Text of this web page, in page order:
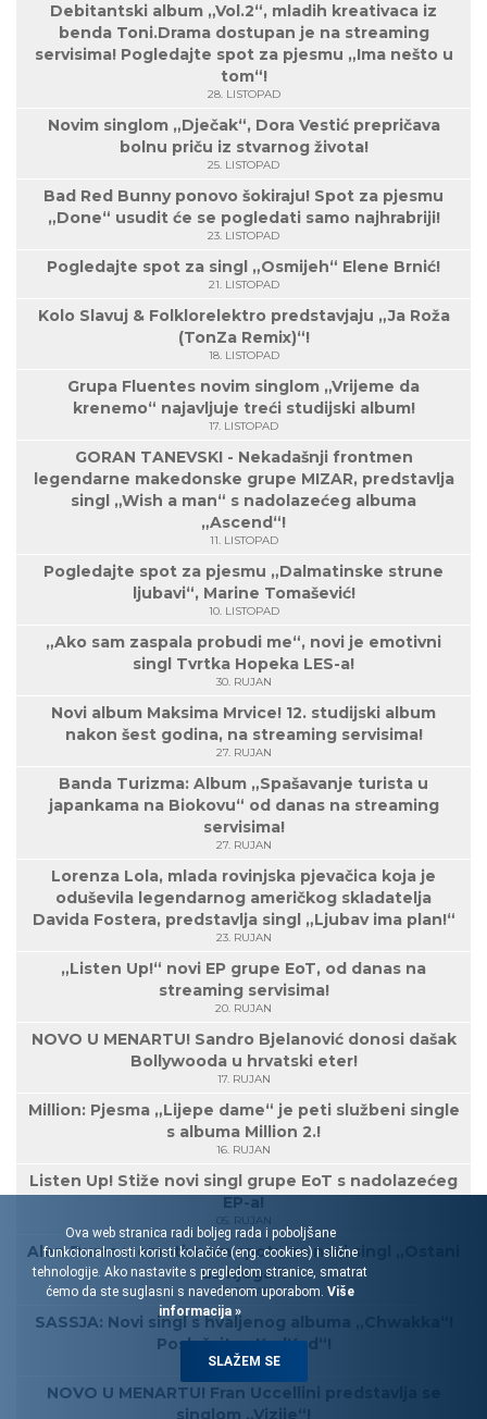
Debitantski album „Vol.2“, mladih kreativaca iz
benda Toni.Drama dostupan je na streaming
servisima! Pogledajte spot za pjesmu „Ima nešto u
tom“!
28. LISTOPAD
Novim singlom „Dječak“, Dora Vestić prepričava
bolnu priču iz stvarnog života!
25. LISTOPAD
Bad Red Bunny ponovo šokiraju! Spot za pjesmu
„Done“ usudit će se pogledati samo najhrabriji!
23. LISTOPAD
Pogledajte spot za singl „Osmijeh“ Elene Brnić!
21. LISTOPAD
Kolo Slavuj & Folklorelektro predstavjaju „Ja Roža
(TonZa Remix)“!
18. LISTOPAD
Grupa Fluentes novim singlom „Vrijeme da
krenemo“ najavljuje treći studijski album!
17. LISTOPAD
GORAN TANEVSKI - Nekadašnji frontmen
legendarne makedonske grupe MIZAR, predstavlja
singl „Wish a man“ s nadolazećeg albuma
„Ascend“!
11. LISTOPAD
Pogledajte spot za pjesmu „Dalmatinske strune
ljubavi“, Marine Tomašević!
10. LISTOPAD
„Ako sam zaspala probudi me“, novi je emotivni
singl Tvrtka Hopeka LES-a!
30. RUJAN
Novi album Maksima Mrvice! 12. studijski album
nakon šest godina, na streaming servisima!
27. RUJAN
Banda Turizma: Album „Spašavanje turista u
japankama na Biokovu“ od danas na streaming
servisima!
27. RUJAN
Lorenza Lola, mlada rovinjska pjevačica koja je
oduševila legendarnog američkog skladatelja
Davida Fostera, predstavlja singl „Ljubav ima plan!“
23. RUJAN
„Listen Up!“ novi EP grupe EoT, od danas na
streaming servisima!
20. RUJAN
NOVO U MENARTU! Sandro Bjelanović donosi dašak
Bollywooda u hrvatski eter!
17. RUJAN
Million: Pjesma „Lijepe dame“ je peti službeni single
s albuma Million 2.!
16. RUJAN
Listen Up! Stiže novi singl grupe EoT s nadolazećeg
EP-a!
05. RUJAN
Alen Đuras u emotivnom spotu za novi singl „Ostani
uz njega“!
03. RUJAN
SASSJA: Novi singl s hvaljenog albuma „Chwakka“!
Poslušajte „KadKad“!
30. KOLOVOZ
NOVO U MENARTU! Fran Uccellini predstavlja se
singlom „Vizije“!
Ova web stranica radi boljeg rada i poboljšane
funkcionalnosti koristi kolačiće (eng. cookies) i slične
tehnologije. Ako nastavite s pregledom stranice, smatrat
ćemo da ste suglasni s navedenom uporabom. Više
informacija »
SLAŽEM SE